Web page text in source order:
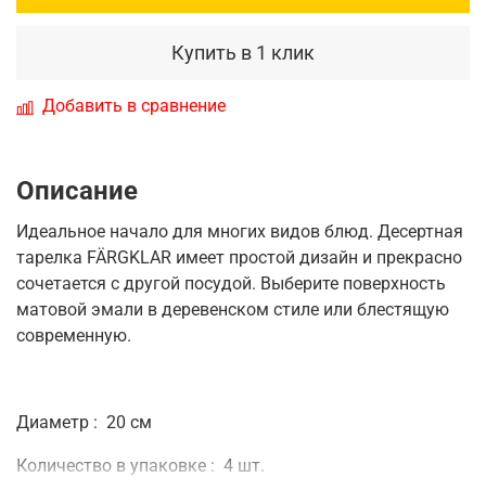
Купить в 1 клик
Добавить в сравнение
Описание
Идеальное начало для многих видов блюд. Десертная
тарелка FÄRGKLAR имеет простой дизайн и прекрасно
сочетается с другой посудой. Выберите поверхность
матовой эмали в деревенском стиле или блестящую
современную.
Диаметр : 20 см
Количество в упаковке : 4 шт.